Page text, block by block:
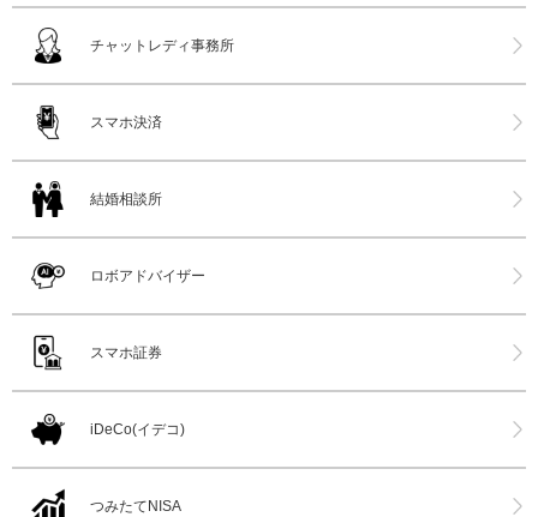
チャットレディ事務所
スマホ決済
結婚相談所
ロボアドバイザー
スマホ証券
iDeCo(イデコ)
つみたてNISA